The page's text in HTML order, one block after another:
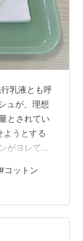
乳液とも呼
ュが、理想
とされてい
ようとする
がヨレてし
りすること
たり、硬い
、乳液のな
すすめです
L(ソフト) そ
コットン